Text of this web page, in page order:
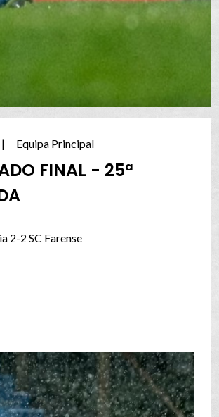
| Equipa Principal
FINAL - 25ª
2-2 SC Farense